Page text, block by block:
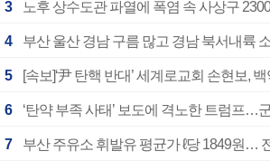
3 노후 상수도관 파열에 폭염 속 사상구
4
5 [속보]‘尹 탄핵 반대’ 세계로교회 손현보,
6
7 부산 주유소 휘발유 평균가 ℓ당 1849원…